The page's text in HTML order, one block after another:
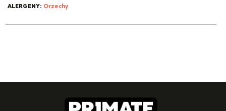
ALERGENY: Orzechy